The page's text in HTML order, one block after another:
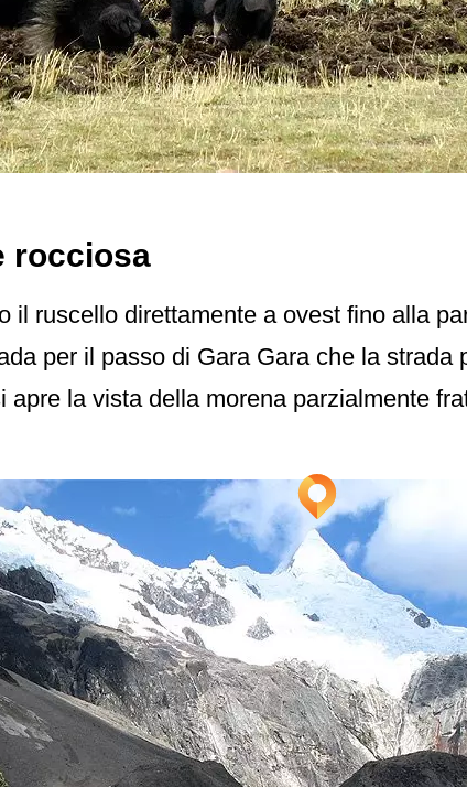
rocciosa
il ruscello direttamente a ovest fino alla
per il passo di Gara Gara che la strada
apre la vista della morena parzialmente